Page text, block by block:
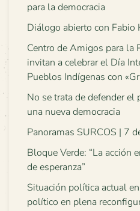
para la democracia
Diálogo abierto con Fabio
Centro de Amigos para la
invitan a celebrar el Día
Pueblos Indígenas con
No se trata de defender
una nueva democracia
Panoramas SURCOS | 7
Bloque Verde: “La acción
de esperanza”
Situación política actual
político en plena